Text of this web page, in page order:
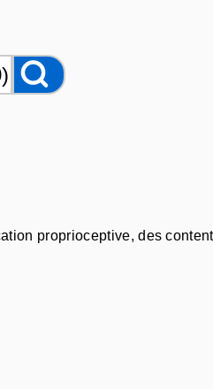
proprioceptive, des
vestibulaire, de la